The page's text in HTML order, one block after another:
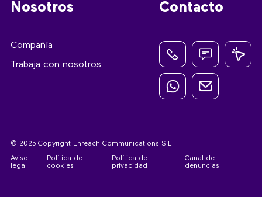
Nosotros
Compañía
Trabaja con nosotros
Contacto
© 2025 Copyright Enreach Communications S.L
Aviso
legal
Política de
cookies
Política de
privacidad
Canal de
denuncias